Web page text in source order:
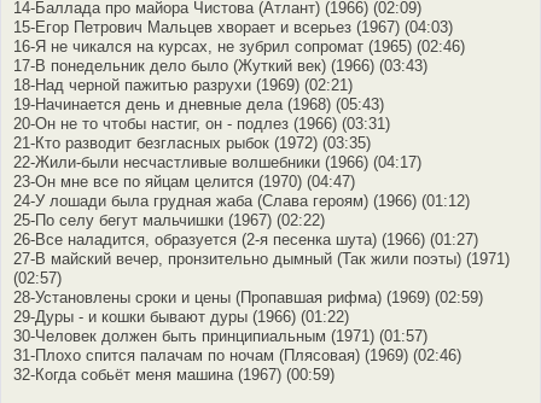
14-Баллада про майора Чистова (Атлант) (1966) (02:09)
15-Егор Петрович Мальцев хворает и всерьез (1967) (04:03)
16-Я не чикался на курсах, не зубрил сопромат (1965) (02:46)
17-В понедельник дело было (Жуткий век) (1966) (03:43)
18-Над черной пажитью разрухи (1969) (02:21)
19-Начинается день и дневные дела (1968) (05:43)
20-Он не то чтобы настиг, он - подлез (1966) (03:31)
21-Кто разводит безгласных рыбок (1972) (03:35)
22-Жили-были несчастливые волшебники (1966) (04:17)
23-Он мне все по яйцам целится (1970) (04:47)
24-У лошади была грудная жаба (Слава героям) (1966) (01:12)
25-По селу бегут мальчишки (1967) (02:22)
26-Все наладится, образуется (2-я песенка шута) (1966) (01:27)
27-В майский вечер, пронзительно дымный (Так жили поэты) (1971)
(02:57)
28-Установлены сроки и цены (Пропавшая рифма) (1969) (02:59)
29-Дуры - и кошки бывают дуры (1966) (01:22)
30-Человек должен быть принципиальным (1971) (01:57)
31-Плохо спится палачам по ночам (Плясовая) (1969) (02:46)
32-Когда собьёт меня машина (1967) (00:59)